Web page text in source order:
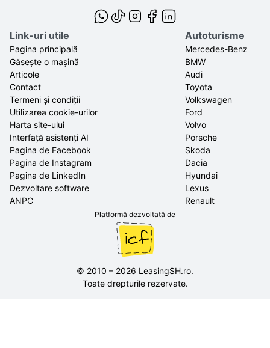
Link-uri utile
Pagina principală
Găsește o mașină
Articole
Contact
Termeni și condiții
Utilizarea cookie-urilor
Harta site-ului
Interfață asistenți AI
Pagina de Facebook
Pagina de Instagram
Pagina de LinkedIn
Dezvoltare software
ANPC
Autoturisme
Mercedes-Benz
BMW
Audi
Toyota
Volkswagen
Ford
Volvo
Porsche
Skoda
Dacia
Hyundai
Lexus
Renault
Platformă dezvoltată de
© 2010 – 2026 LeasingSH.ro.
Toate drepturile rezervate.